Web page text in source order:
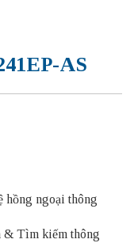
AS
hồng ngoại thông
& Tìm kiếm thông